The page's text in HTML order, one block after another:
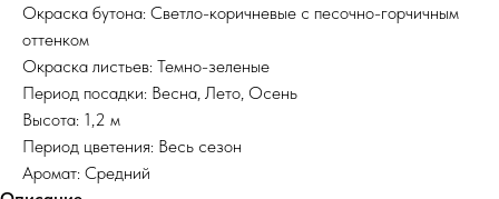
Окраска бутона: Светло-коричневые с песочно-горчичным
оттенком
Окраска листьев: Темно-зеленые
Период посадки: Весна, Лето, Осень
Высота: 1,2 м
Период цветения: Весь сезон
Аромат: Средний